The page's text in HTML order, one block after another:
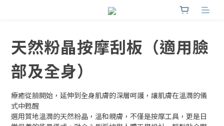
天然粉晶按摩刮板（適用臉
部及全身）
療癒從臉開始，延伸到全身肌膚的深層呵護，讓肌膚在溫潤的儀
式中甦醒
選用質地溫潤的天然粉晶，溫和親膚，不僅是按摩工具，更是日